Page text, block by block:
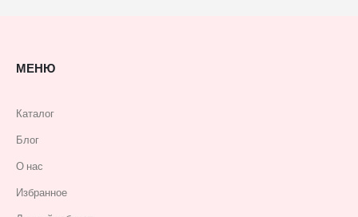
МЕНЮ
Каталог
Блог
О нас
Избранное